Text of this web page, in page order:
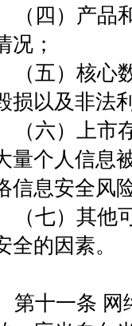
（四）产
况；
（五）核
损以及非法
（六）上
量个人信息
信息安全风
（七）其
全的因素。
第十一条 网